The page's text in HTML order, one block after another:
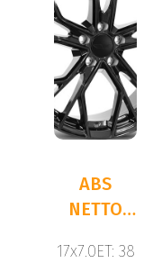
ABS
NETTO
GLOSS
17x7.0ET: 38